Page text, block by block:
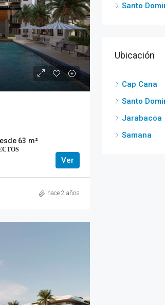
63 m²
Ver
hace 2 años
Santo
Ubicación
Cap Cana
Santo
Jarabacoa
Samana